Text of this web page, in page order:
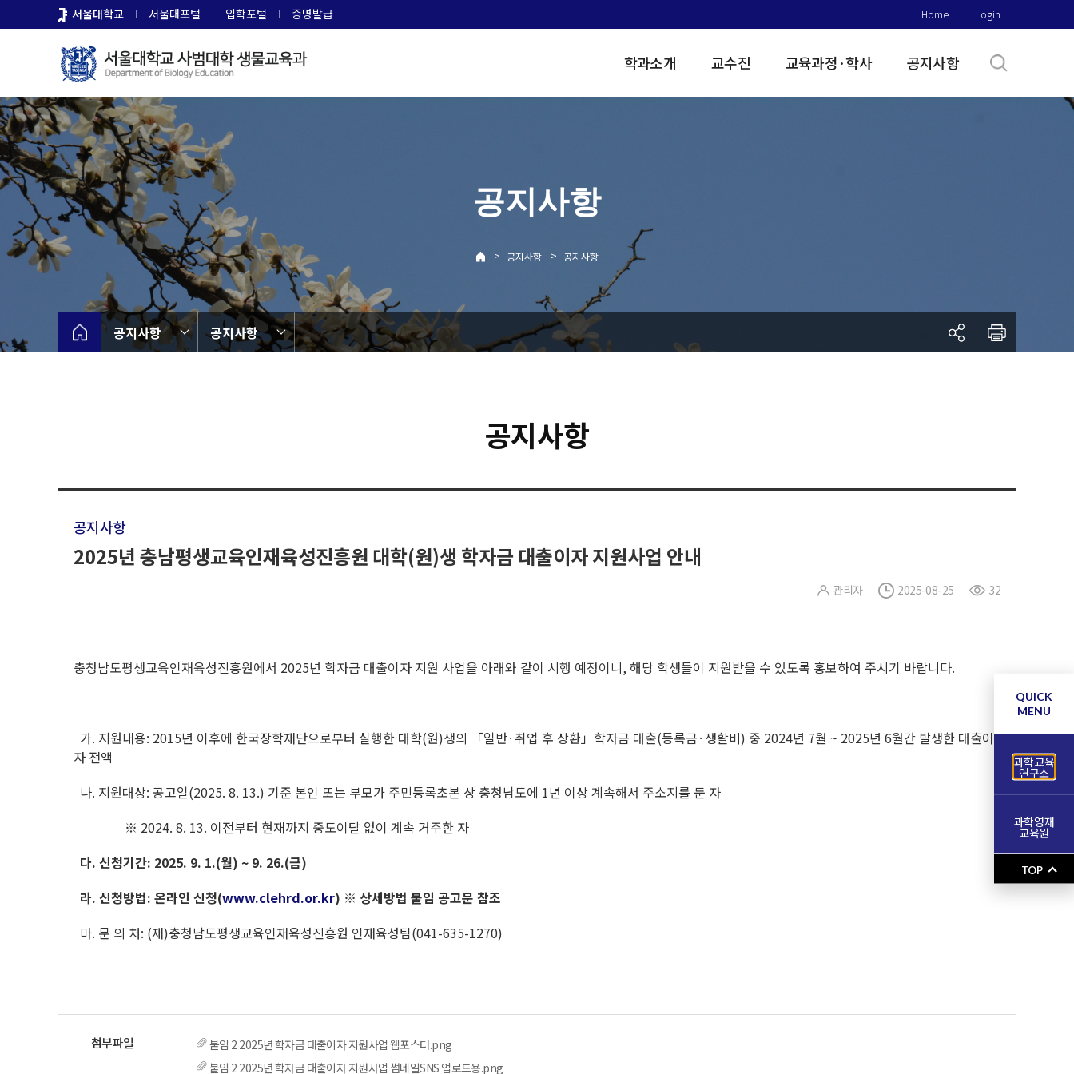
로
뉴
서울대학교 서울대포털 입학포털 증명발급 Home Login
학과소개 교수진 교육과정·학사 공지사항
공지사항
> 공지사항 > 공지사항
공지사항 공지사항
공지사항
공지사항
2025년 충남평생교육인재육성진흥원 대학(원)생 학자금 대출이자 지원사업 안내
관리자 2025-08-25 32
충청남도평생교육인재육성진흥원에서 2025년 학자금 대출이자 지원 사업을 아래와 같이 시행 예정이니, 해당 학생들이 지원받을 수 있도록 홍보하여 주시기 바랍니다.
가. 지원내용: 2015년 이후에 한국장학재단으로부터 실행한 대학(원)생의 「일반·취업 후 상환」학자금 대출(등록금·생활비) 중 2024년 7월 ~ 2025년 6월간 발생한 대출이
자 전액
나. 지원대상: 공고일(2025. 8. 13.) 기준 본인 또는 부모가 주민등록초본 상 충청남도에 1년 이상 계속해서 주소지를 둔 자
※ 2024. 8. 13. 이전부터 현재까지 중도이탈 없이 계속 거주한 자
다. 신청기간: 2025. 9. 1.(월) ~ 9. 26.(금)
라. 신청방법: 온라인 신청(www.clehrd.or.kr) ※ 상세방법 붙임 공고문 참조
마. 문 의 처: (재)충청남도평생교육인재육성진흥원 인재육성팀(041-635-1270)
붙임 2 2025년 학자금 대출이자 지원사업 웹포스터.png
붙임 2 2025년 학자금 대출이자 지원사업 썸네일SNS 업로드용.png
QUICK
MENU
과학교육
연구소
과학영재
교육원
TOP